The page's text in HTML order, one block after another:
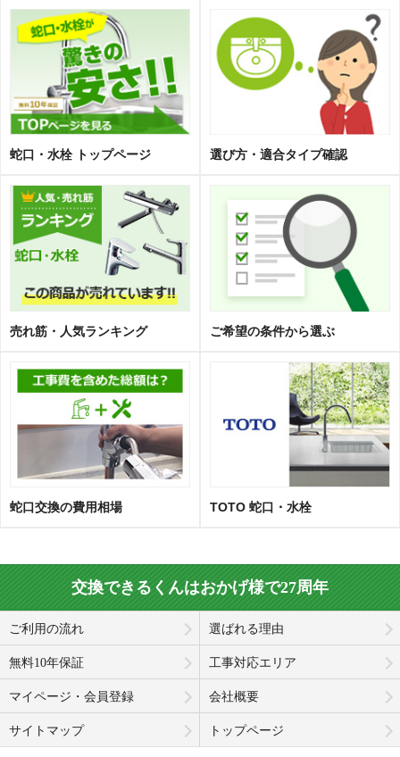
蛇口・水栓 トップページ 選び方・適合タイプ確認
売れ筋・人気ランキング ご希望の条件から選ぶ
蛇口交換の費用相場 TOTO 蛇口・水栓
交換できるくんはおかげ様で27周年
ご利用の流れ 選ばれる理由
無料10年保証 工事対応エリア
マイページ・会員登録 会社概要
サイトマップ トップページ